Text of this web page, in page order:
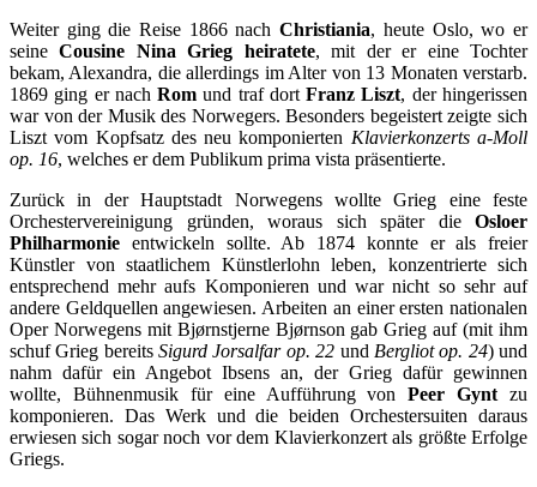
Weiter ging die Reise 1866 nachChristiania, heute Oslo, wo er
seineCousine Nina Grieg heiratete, mit der er eine Tochter
bekam, Alexandra, die allerdings im Alter von 13 Monaten verstarb.
1869 ging er nachRom und traf dortFranz Liszt, der hingerissen
war von der Musik des Norwegers. Besonders begeistert zeigte sich
Liszt vom Kopfsatz des neu komponierten Klavierkonzerts a-Moll
op. 16, welches er dem Publikum prima vista präsentierte.
Zurück in der Hauptstadt Norwegens wollte Grieg eine feste
Orchestervereinigung gründen, woraus sich später die Osloer
Philharmonie entwickeln sollte. Ab 1874 konnte er als freier
Künstler von staatlichem Künstlerlohn leben, konzentrierte sich
entsprechend mehr aufs Komponieren und war nicht so sehr auf
andere Geldquellen angewiesen. Arbeiten an einer ersten nationalen
Oper Norwegens mit Bjørnstjerne Bjørnson gab Grieg auf (mit ihm
schuf Grieg bereitsSigurd Jorsalfar op. 22 und Bergliot op. 24) und
nahm dafür ein Angebot Ibsens an, der Grieg dafür gewinnen
wollte, Bühnenmusik für eine Aufführung vonPeer Gynt zu
komponieren. Das Werk und die beiden Orchestersuiten daraus
erwiesen sich sogar noch vor dem Klavierkonzert als größte Erfolge
Griegs.